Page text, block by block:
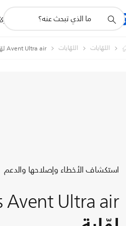
المنتجات
أيقونة
دعم
اللهّايات اللهّايات Avent Ultra air لهّاية
استكشاف الأخطاء وإصلاحها والدعم
Avent Ultra air